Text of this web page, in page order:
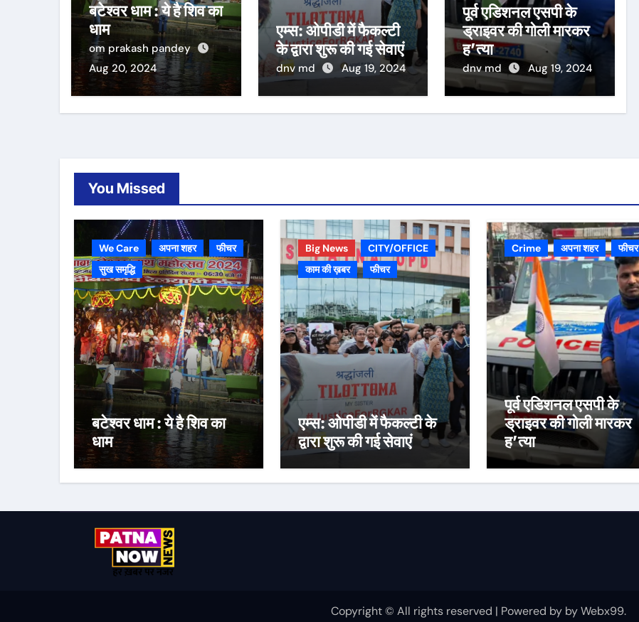
बटेश्वर धाम : ये है शिव का
धाम
om prakash pandey
Aug 20, 2024
एम्स: ओपीडी में फैकल्टी
के द्वारा शुरू की गई सेवाएं
dnv md Aug 19, 2024
पूर्व एडिशनल एसपी के
ड्राइवर की गोली मारकर
ह’त्या
dnv md Aug 19, 2024
You Missed
We Care अपना शहर
फीचर
सुख समृद्धि
बटेश्वर धाम : ये है शिव का
धाम
Big News
CITY/OFFICE
काम की ख़बर
फीचर
एम्स: ओपीडी में फैकल्टी के
द्वारा शुरू की गई सेवाएं
Crime अपना शहर फीचर
पूर्व एडिशनल एसपी के
ड्राइवर की गोली मारकर
ह’त्या
Copyright © All rights reserved | Powered by byWebx99.